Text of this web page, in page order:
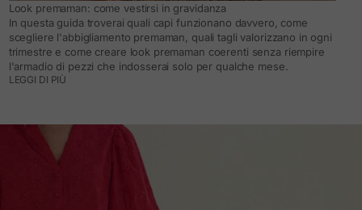
Look premaman: come vestirsi in gravidanza
In questa guida troverai quali capi funzionano davvero, come
scegliere l'abbigliamento premaman, quali tagli valorizzano in ogni
trimestre e come creare look premaman coerenti senza riempire
l'armadio di pezzi che indosserai solo per qualche mese.
LEGGI DI PIÙ